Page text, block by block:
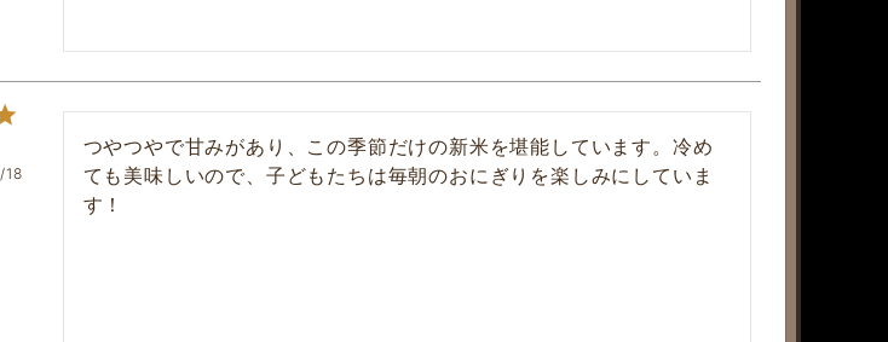
18
つやつやで甘みがあり、この季節だけの新米を堪能しています。冷め
ても美味しいので、子どもたちは毎朝のおにぎりを楽しみにしていま
す！